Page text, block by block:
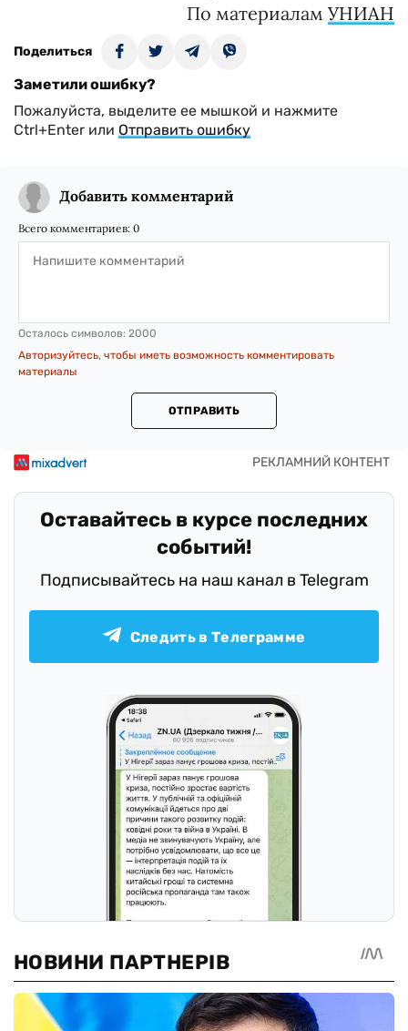
По материалам УНИАН
Поделиться
Заметили ошибку?
Пожалуйста, выделите ее мышкой и нажмите
Ctrl+Enter или Отправить ошибку
Добавить комментарий
Всего комментариев: 0
Осталось символов: 2000
Авторизуйтесь, чтобы иметь возможность комментировать
материалы
ОТПРАВИТЬ
Оставайтесь в курсе последних
событий!
Подписывайтесь на наш канал в Telegram
Следить в Телеграмме